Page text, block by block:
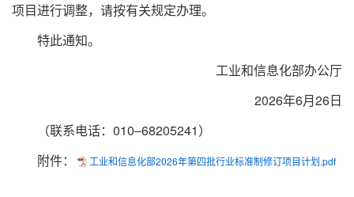
项目进行调整，请按有关规定办理。
特此通知。
工业和信息化部办公厅
2026年6月26日
（联系电话：010‒68205241）
附件：
工业和信息化部2026年第四批行业标准制修订项目计划.pdf